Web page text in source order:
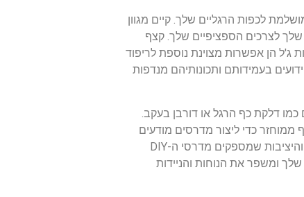
לכפות הרגליים שלך. קיים מגוון
לצרכים הספציפיים שלך. קצף
ג'ל הן אפשרות מצוינת נוספת לריפוד
בעמידותם ותכונותיהם מנדפות
כמו דלקת כף הרגל או דורבן בעקב.
ממוחזר כדי ליצור מדרסים מודעים
לסביבה. על ידי שילוב חומרים שונים או שכבות אסטרטגיות, אתה יכול להתאים אישית את רמת התמיכה, הריפוד והיציבות שמספקים מדרסי ה-DIY
ומשפר את הנוחות והניידות